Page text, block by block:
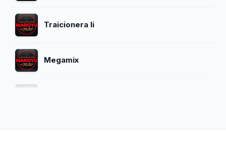
Traicionera Ii
Megamix
Tu Traicion